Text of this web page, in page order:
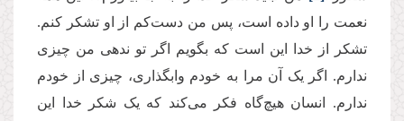
نعمت‌ را او داده است، پس من دست‌کم از او تشکر کنم.
تشکر از خدا این است که بگویم اگر تو ندهی من چیزی
ندارم. اگر یک آن مرا به خودم وابگذاری، چیزی از خودم
ندارم. انسان هیچ‌گاه فکر می‌کند که یک شکر خدا این